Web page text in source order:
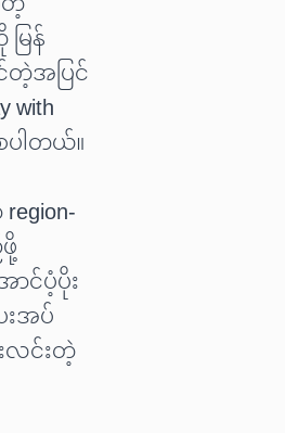
ြန်
တဲ့အပြင်
ပါတယ်။
င်ပံ့ပိုး
းအပ်
လင်းတဲ့